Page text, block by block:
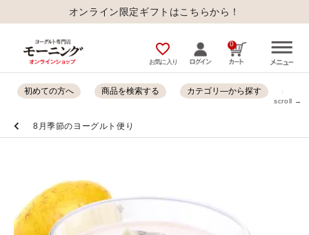
オンライン限定ギフトはこちらから！
favorite_outline
お気に入り
0
初めての方へ 商品を検索する カテゴリ―から探す
scroll →
8月季節のヨーグルト便り